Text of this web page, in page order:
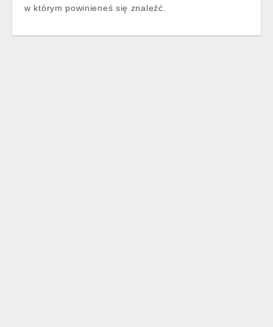
w którym powinieneś się znaleźć.